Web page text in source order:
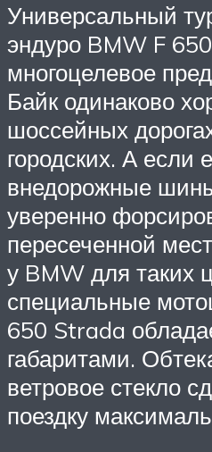
Универсальный
эндуро BMW F
многоцелевое
Байк одинаково
шоссейных
городских. А если
внедорожные
уверенно
пересеченной
у BMW для таких
специальные
650 Strada
габаритами.
ветровое стекло
поездку